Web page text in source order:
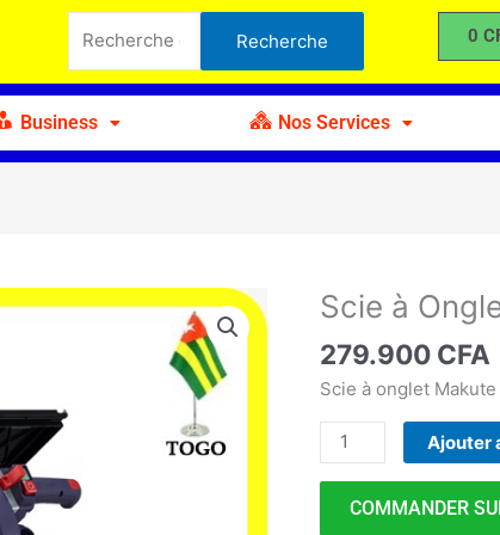
pour :
Recherche 0
Business Nos Services
Scie à
279.900 CFA
Scie à onglet
quantité
Scie
à
Makute
Ajouter
COMMANDER
2000W